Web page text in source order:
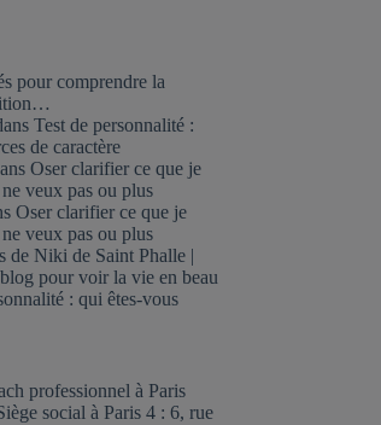
pour comprendre la
Test de personnalité :
de caractère
Oser clarifier ce que je
veux pas ou plus
Oser clarifier ce que je
veux pas ou plus
de Niki de Saint Phalle |
pour voir la vie en beau
: qui êtes-vous
professionnel à Paris
social à Paris 4 : 6, rue